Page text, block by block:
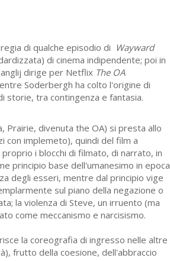
di qualche episodio di
Wayward
di cinema indipendente; poi in
dirige per Netflix The OA
Soderbergh ha colto l'origine di
storie, tra contingenza e fantasia.
Prairie, divenuta the OA) si presta allo
con implemeto), quindi del film a
i blocchi di filmato, di narrato, in
principio base dell'umanesimo in epoca
degli esseri, mentre dal principio vige
sul piano della negazione o
la violenza di Steve, un irruento (ma
come meccanismo e narcisismo.
la coreografia di ingresso nelle altre
frutto della coesione, dell'abbraccio